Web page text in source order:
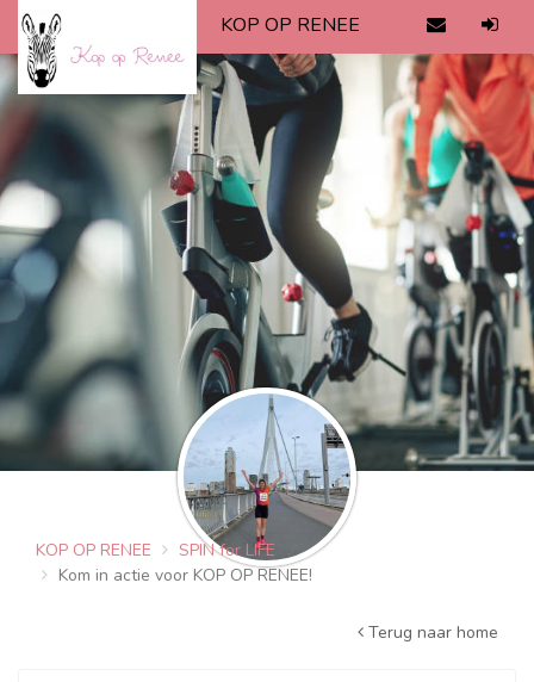
KOP OP RENEE
KOP OP RENEE
SPIN for LIFE
Kom in actie voor KOP OP RENEE!
Terug naar home